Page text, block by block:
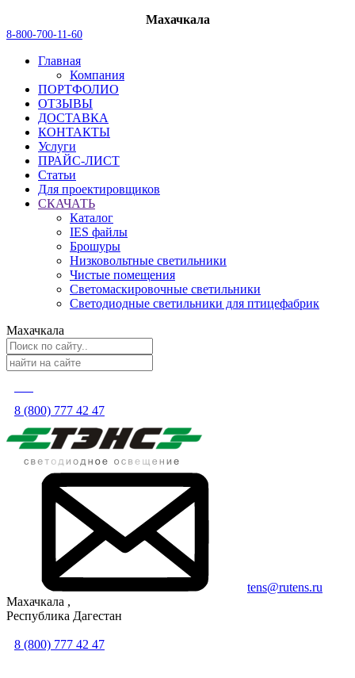
Махачкала
8-800-700-11-60
Главная
Компания
ПОРТФОЛИО
ОТЗЫВЫ
ДОСТАВКА
КОНТАКТЫ
Услуги
ПРАЙС-ЛИСТ
Статьи
Для проектировщиков
СКАЧАТЬ
Каталог
IES файлы
Брошуры
Низковольтные светильники
Чистые помещения
Светомаскировочные светильники
Светодиодные светильники для птицефабрик
Махачкала
8 (800) 777 42 47
tens@rutens.ru
Махачкала ,
Республика Дагестан
8 (800) 777 42 47